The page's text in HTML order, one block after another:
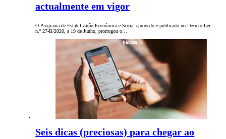
actualmente em vigor
O Programa de Estabilização Económica e Social aprovado e publicado no Decreto-Lei
n.º 27-B/2020, a 19 de Junho, prorrogou o…
Seis dicas (preciosas) para chegar ao